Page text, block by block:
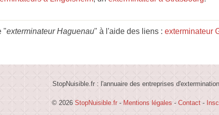
"exterminateur Haguenau" à l'aide des liens : exterminateur
StopNuisible.fr : l'annuaire des entreprises
© 2026 StopNuisible.fr - Mentions légales - Contact-